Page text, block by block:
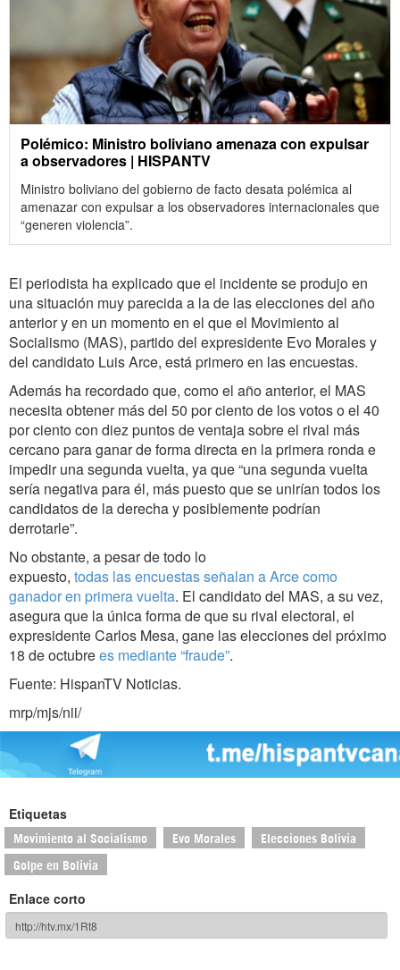
Polémico: Ministro boliviano amenaza con expulsar
a observadores | HISPANTV
Ministro boliviano del gobierno de facto desata polémica al
amenazar con expulsar a los observadores internacionales que
“generen violencia”.
El periodista ha explicado que el incidente se produjo en
una situación muy parecida a la de las elecciones del año
anterior y en un momento en el que el Movimiento al
Socialismo (MAS), partido del expresidente Evo Morales y
del candidato Luis Arce, está primero en las encuestas.
Además ha recordado que, como el año anterior, el MAS
necesita obtener más del 50 por ciento de los votos o el 40
por ciento con diez puntos de ventaja sobre el rival más
cercano para ganar de forma directa en la primera ronda e
impedir una segunda vuelta, ya que “una segunda vuelta
sería negativa para él, más puesto que se unirían todos los
candidatos de la derecha y posiblemente podrían
derrotarle”.
No obstante, a pesar de todo lo
expuesto, todas las encuestas señalan a Arce como
ganador en primera vuelta. El candidato del MAS, a su vez,
asegura que la única forma de que su rival electoral, el
expresidente Carlos Mesa, gane las elecciones del próximo
18 de octubrees mediante “fraude”.
Fuente: HispanTV Noticias.
mrp/mjs/nii/
Etiquetas
Movimiento al Socialismo Evo Morales Elecciones Bolivia
Golpe en Bolivia
Enlace corto